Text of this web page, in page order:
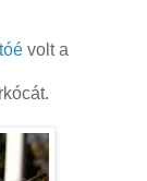
volt a